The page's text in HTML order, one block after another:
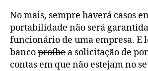
No mais, sempre haverá casos
portabilidade não será
funcionário de uma empresa. E
bancoproíbe a solicitação de
contas em que não estejam no